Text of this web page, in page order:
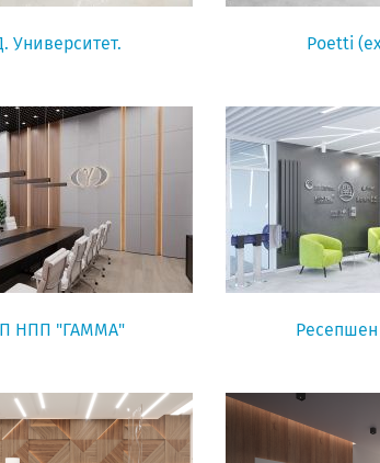
Университет. Poetti
НПП "ГАММА" Ресепшен